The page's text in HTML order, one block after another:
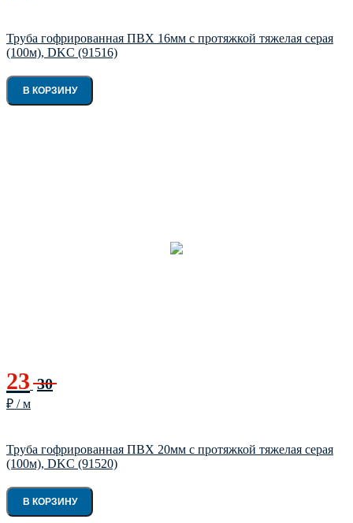
Труба гофрированная ПВХ 16мм с протяжкой тяжелая серая
(100м), DKC (91516)
В КОРЗИНУ
23 30
₽ / м
Труба гофрированная ПВХ 20мм с протяжкой тяжелая серая
(100м), DKC (91520)
В КОРЗИНУ